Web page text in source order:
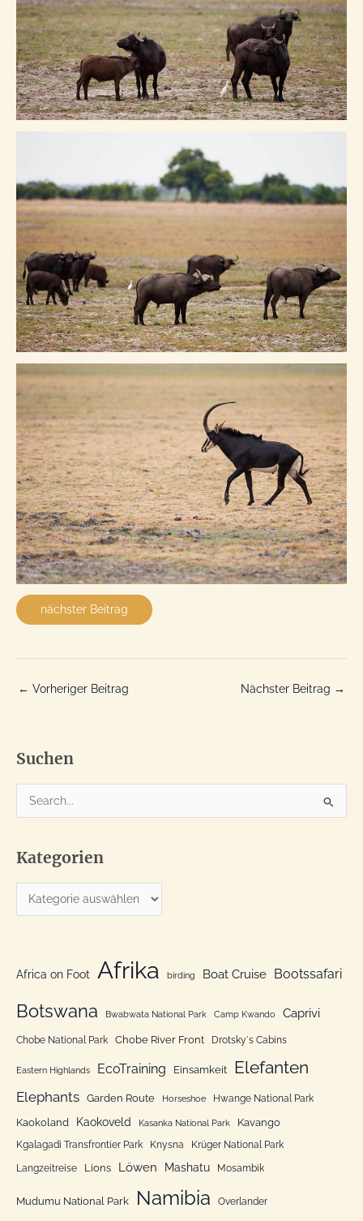
nächster Beitrag
← Vorheriger Beitrag Nächster Beitrag →
Suchen
u
h
e
c
Kategorien
a
g
o
i
e
n
Africa on Foot Afrika birding Boat Cruise Bootssafari
Botswana Bwabwata National Park Camp Kwando Caprivi
Chobe National Park Chobe River Front Drotsky´s Cabins
Eastern Highlands EcoTraining Einsamkeit Elefanten
Elephants Garden Route Horseshoe Hwange National Park
Kaokoland Kaokoveld Kasanka National Park Kavango
Kgalagadi Transfrontier Park Knysna Krüger National Park
Langzeitreise Lions Löwen Mashatu Mosambik
Mudumu National Park Namibia Overlander